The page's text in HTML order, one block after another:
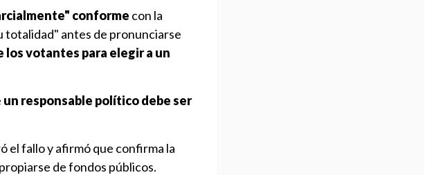
conforme con la
totalidad" antes de pronunciarse
los votantes para elegir a un
un responsable político debe ser
el fallo y afirmó que confirma la
de fondos públicos.